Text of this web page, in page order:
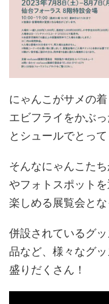
にゃんこがサメの
エビフライをかぶ
とシュールでとっ
そんなにゃんこた
やフォトスポット
楽しめる展覧会とな
併設されているグ
品など、様々なグ
盛りだくさん！